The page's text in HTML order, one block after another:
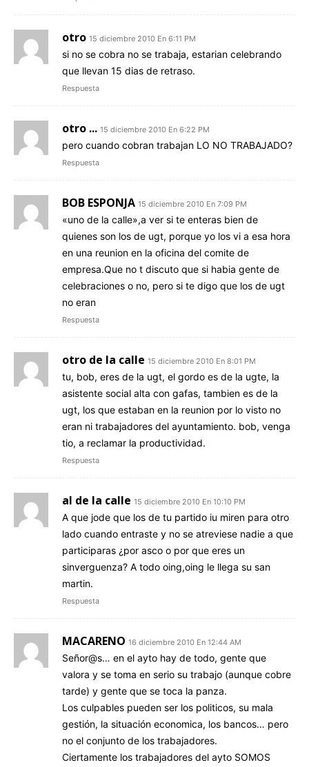
otro 15 diciembre 2010 En 6:11 PM
si no se cobra no se trabaja, estarian celebrando
que llevan 15 dias de retraso.
Respuesta
otro ... 15 diciembre 2010 En 6:22 PM
pero cuando cobran trabajan LO NO TRABAJADO?
Respuesta
BOB ESPONJA 15 diciembre 2010 En 7:09 PM
«uno de la calle»,a ver si te enteras bien de
quienes son los de ugt, porque yo los vi a esa hora
en una reunion en la oficina del comite de
empresa.Que no t discuto que si habia gente de
celebraciones o no, pero si te digo que los de ugt
no eran
Respuesta
otro de la calle 15 diciembre 2010 En 8:01 PM
tu, bob, eres de la ugt, el gordo es de la ugte, la
asistente social alta con gafas, tambien es de la
ugt, los que estaban en la reunion por lo visto no
eran ni trabajadores del ayuntamiento. bob, venga
tio, a reclamar la productividad.
Respuesta
al de la calle 15 diciembre 2010 En 10:10 PM
A que jode que los de tu partido iu miren para otro
lado cuando entraste y no se atreviese nadie a que
participaras ¿por asco o por que eres un
sinverguenza? A todo oing,oing le llega su san
martin.
Respuesta
MACARENO 16 diciembre 2010 En 12:44 AM
Señor@s… en el ayto hay de todo, gente que
valora y se toma en serio su trabajo (aunque cobre
tarde) y gente que se toca la panza.
Los culpables pueden ser los politicos, su mala
gestión, la situación economica, los bancos… pero
no el conjunto de los trabajadores.
Ciertamente los trabajadores del ayto SOMOS